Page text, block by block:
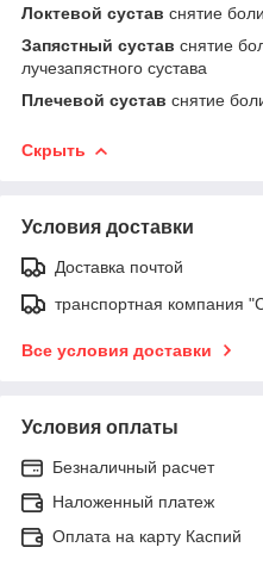
Локтевой сустав снятие
Запястный сустав снятие
лучезапястного сустава
Плечевой сустав снятие
Скрыть
Условия доставки
Доставка почтой
транспортная компания
Все условия доставки
Условия оплаты
Безналичный расчет
Наложенный платеж
Оплата на карту Каспий